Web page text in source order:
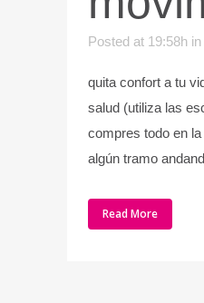
Posted at 19:58h in
quita confort a tu
salud (utiliza las
compres todo en
algún tramo
Read More